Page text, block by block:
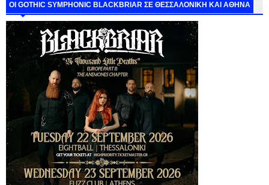
ΟΙ GOTHIC SYMPHONIC BLACKBRIAR ΣΕ ΘΕΣΣΑΛΟΝΙΚΗ ΚΑΙ ΑΘΗΝΑ